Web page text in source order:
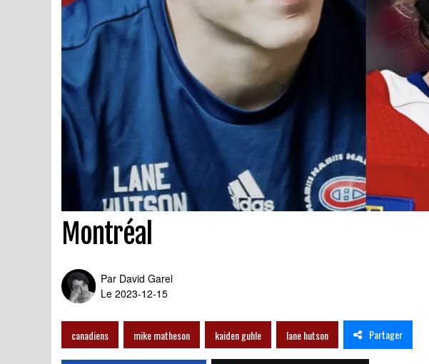
Les 3 paires de défenseurs qui vont
Montréal
Par David Garel
Le 2023-12-15
canadiens mike matheson kaiden guhle lane hutson Partager